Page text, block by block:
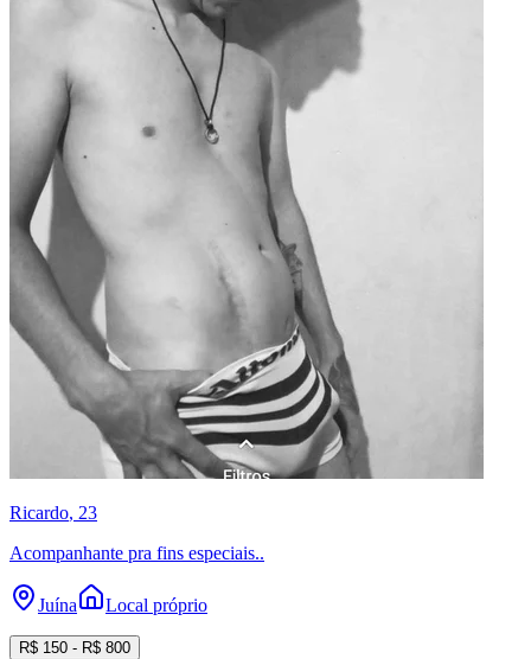
Ricardo, 23
Acompanhante pra fins especiais..
Juína Local próprio
R$ 150 - R$ 800